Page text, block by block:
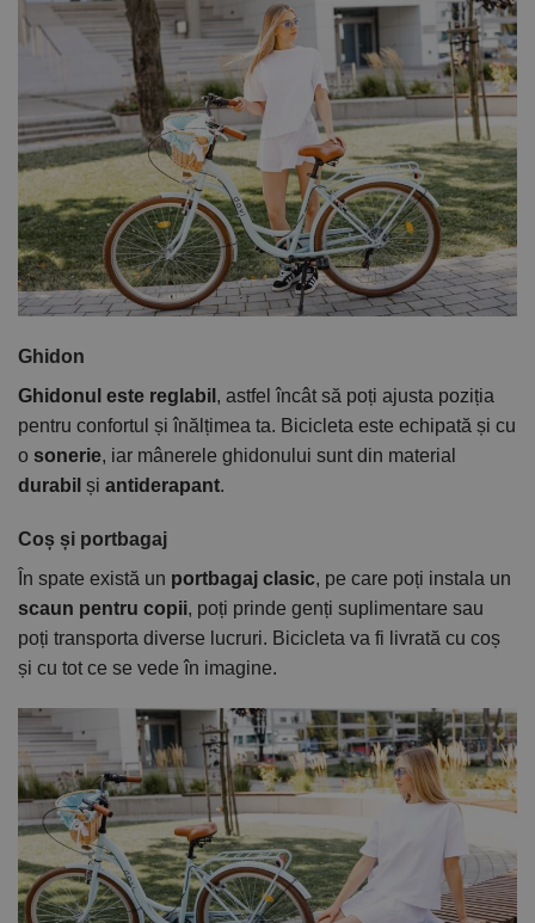
Ghidon
Ghidonul este reglabil , astfel încât să poți ajusta poziția
pentru confortul și înălțimea ta. Bicicleta este echipată și cu
o sonerie, iar mânerele ghidonului sunt din material
durabil și antiderapant.
Coș și portbagaj
În spate există un portbagaj clasic, pe care poți instala un
scaun pentru copii, poți prinde genți suplimentare sau
poți transporta diverse lucruri. Bicicleta va fi livrată cu coș
și cu tot ce se vede în imagine.